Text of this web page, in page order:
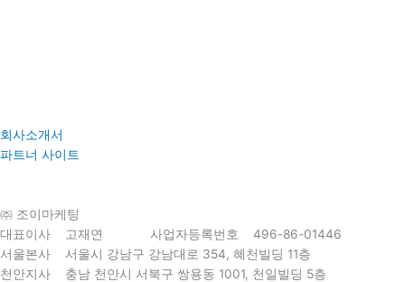
회사소개서
파트너 사이트
㈜ 조이마케팅
대표이사 고재연 사업자등록번호 496-86-01446
서울본사 서울시 강남구 강남대로 354, 혜천빌딩 11층
천안지사 충남 천안시 서북구 쌍용동 1001, 천일빌딩 5층